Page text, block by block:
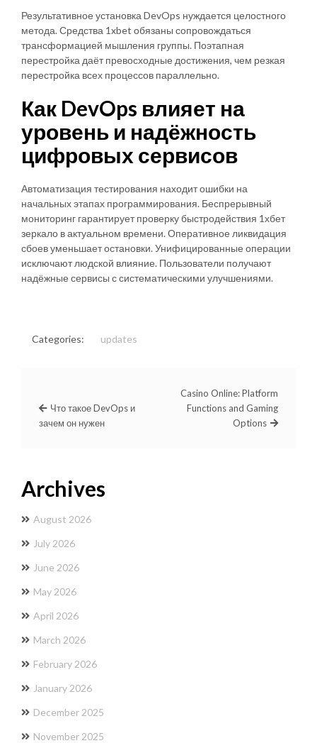
Результативное установка DevOps нуждается целостного
метода. Средства 1xbet обязаны сопровождаться
трансформацией мышления группы. Поэтапная
перестройка даёт превосходные достижения, чем резкая
перестройка всех процессов параллельно.
Как DevOps влияет на
уровень и надёжность
цифровых сервисов
Автоматизация тестирования находит ошибки на
начальных этапах программирования. Беспрерывный
мониторинг гарантирует проверку быстродействия 1хбет
зеркало в актуальном времени. Оперативное ликвидация
сбоев уменьшает остановки. Унифицированные операции
исключают людской влияние. Пользователи получают
надёжные сервисы с систематическими улучшениями.
Categories: updates
Что такое DevOps и
зачем он нужен
Casino Online: Platform
Functions and Gaming
Options
Archives
August 2026
July 2026
June 2026
May 2026
April 2026
March 2026
February 2026
January 2026
December 2025
November 2025